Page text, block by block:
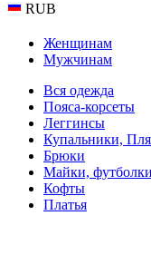
RUB
Женщинам
Мужчинам
Вся одежда
Пояса-корсеты
Леггинсы
Купальники,
Брюки
Майки, футболки
Кофты
Платья